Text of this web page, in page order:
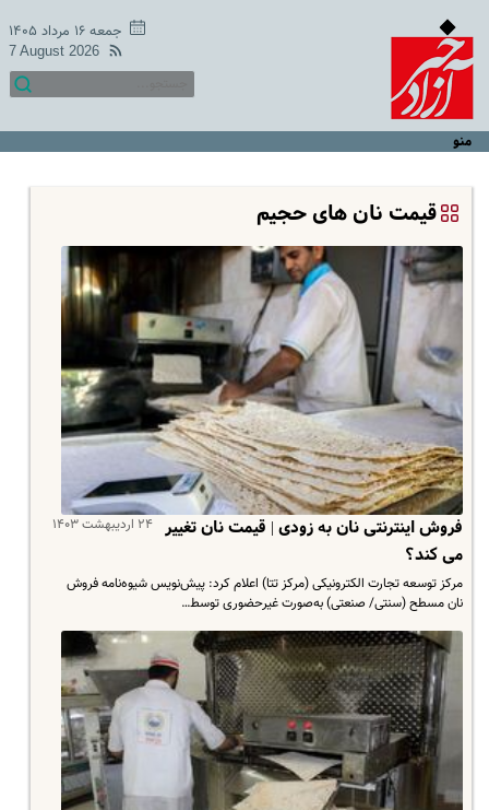
جمعه ۱۶ مرداد ۱۴۰۵
7 August 2026
منو
قیمت نان های حجیم
۲۴ اردیبهشت ۱۴۰۳
فروش اینترنتی نان به زودی | قیمت نان تغییر
می کند؟
مرکز توسعه تجارت الکترونیکی (مرکز تتا) اعلام کرد: پیش‌نویس شیوه‌نامه فروش
نان مسطح (سنتی/ صنعتی) به‌صورت غیرحضوری توسط…